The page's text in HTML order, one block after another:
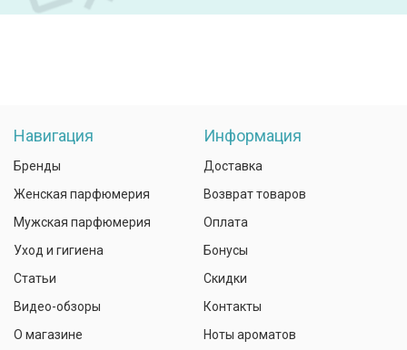
Навигация
Бренды
Женская парфюмерия
Мужская парфюмерия
Уход и гигиена
Статьи
Видео-обзоры
О магазине
Информация
Доставка
Возврат товаров
Оплата
Бонусы
Скидки
Контакты
Ноты ароматов